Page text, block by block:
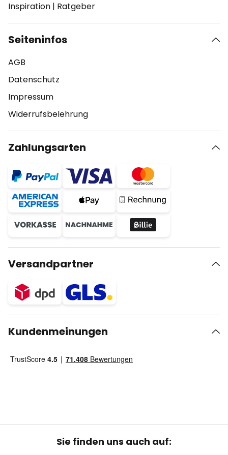
Inspiration | Ratgeber
Seiteninfos
AGB
Datenschutz
Impressum
Widerrufsbelehrung
Zahlungsarten
Versandpartner
Kundenmeinungen
Sie finden uns auch auf: